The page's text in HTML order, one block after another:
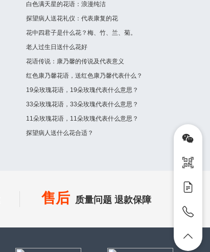
白色满天星的花语：浪漫纯洁
探望病人送花礼仪：代表康复的花
花中四君子是什么花？梅、竹、兰、菊。
老人过生日送什么花好
花语传说：康乃馨的传说及代表意义
红色康乃馨花语，送红色康乃馨代表什么？
19朵玫瑰花语，19朵玫瑰代表什么意思？
33朵玫瑰花语，33朵玫瑰代表什么意思？
11朵玫瑰花语，11朵玫瑰代表什么意思？
探望病人送什么花合适？
售后 质量问题 退款保障